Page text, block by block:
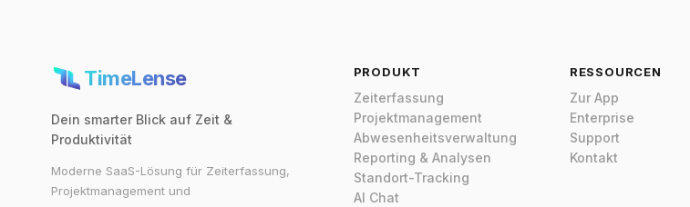
TimeLense
Dein smarter Blick auf Zeit &
Produktivität
Moderne SaaS-Lösung für Zeiterfassung,
Projektmanagement und
PRODUKT
Zeiterfassung
Projektmanagement
Abwesenheitsverwaltung
Reporting & Analysen
Standort-Tracking
AI Chat
RESSOURCEN
Zur App
Enterprise
Support
Kontakt